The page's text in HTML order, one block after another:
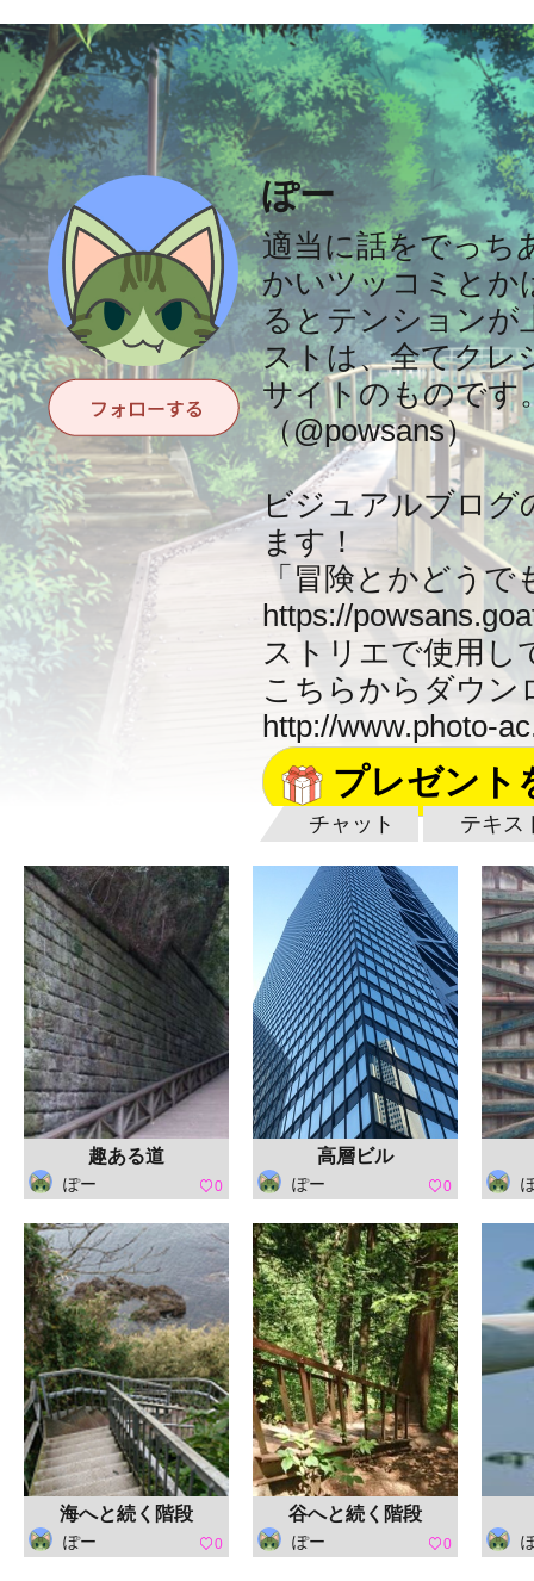
ぽー
適当に話をでっち
かいツッコミとか
るとテンションが
ストは、全てクレ
サイトのものです
（@powsans）
ビジュアルブログ
ます！
「冒険とかどう
https://
ストリエで使用し
こちらからダウン
http://www.photo-
プレゼント
チャット テキス
趣ある道
ぽー 0
高層ビル
ぽー 0
海へと続く階段
ぽー 0
谷へと続く階段
ぽー 0